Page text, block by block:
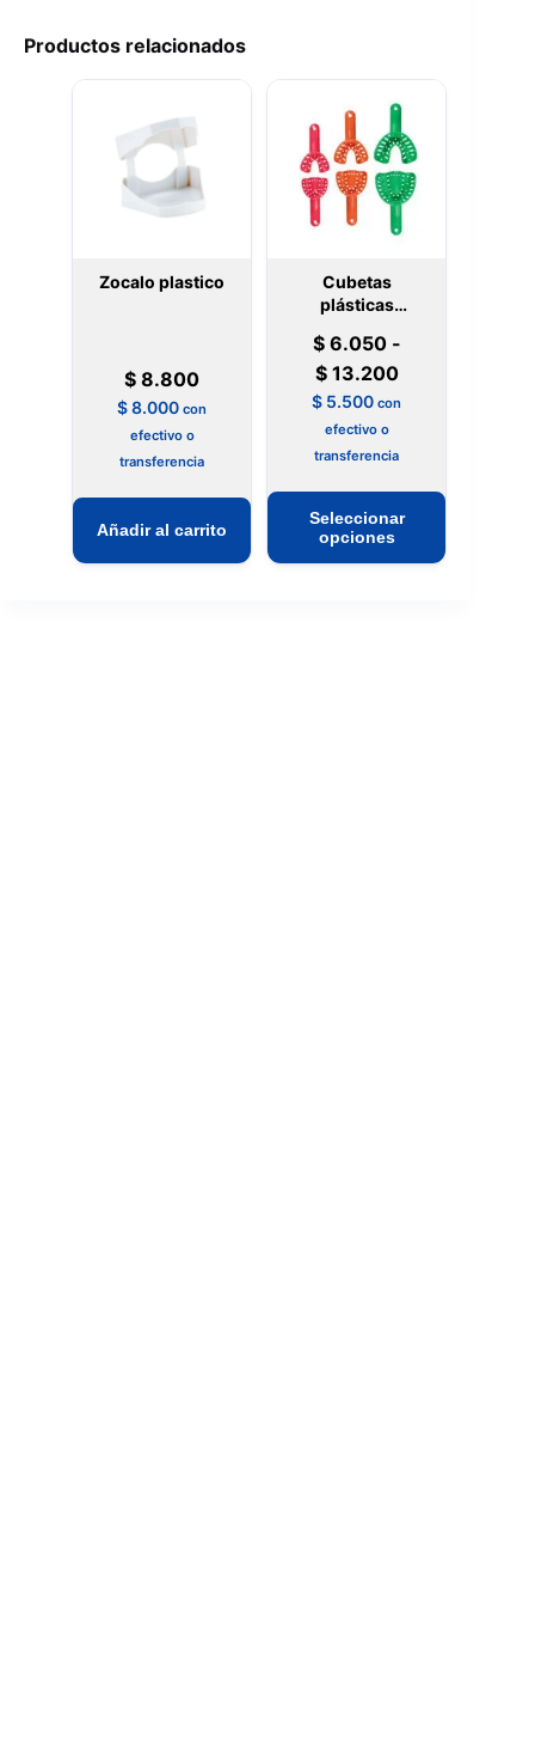
Productos relacionados
Zocalo plastico
$ 8.800
$8.000 con
efectivo o
transferencia
Añadir al carrito
Cubetas
plásticas
$6.050 -
$13.200Rango
de
desde
$ 6.050
hasta
$ 13.200
$ 5.500 con
efectivo o
transferencia
Seleccionar
opciones
Este
tiene